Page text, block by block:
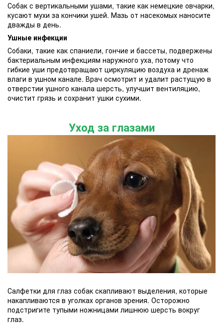
Собак с вертикальными ушами, такие как немецкие овчарки,
кусают мухи за кончики ушей. Мазь от насекомых наносите
дважды в день.
Ушные инфекции
Собаки, такие как спаниели, гончие и бассеты, подвержены
бактериальным инфекциям наружного уха, потому что
гибкие уши предотвращают циркуляцию воздуха и дренаж
влаги в ушном канале. Врач осмотрит и удалит растущую в
отверстии ушного канала шерсть, улучшит вентиляцию,
очистит грязь и сохранит ушки сухими.
Уход за глазами
Салфетки для глаз собак скапливают выделения, которые
накапливаются в уголках органов зрения. Осторожно
подстригите тупыми ножницами лишнюю шерсть вокруг
глаз.